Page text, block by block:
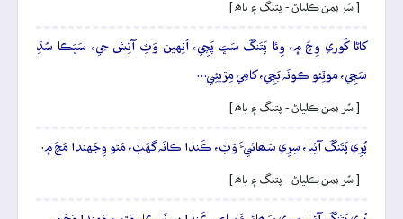
[ سُر يمن ڪلياڻ - پتنگ ۽ باھ ]
کاڻا کُوري وِچَ ۾، وِئا پَتَنگَ سَڀَ پَچِي، اُنِهين وَٽِ آتِش جي، سَڀَڪا سُڌِ
سَچِي، موٽِئو ڪونَہ بَچِي، کامِي مِڙيئِي…
[ سُر يمن ڪلياڻ - پتنگ ۽ باھ ]
پُرِي پَتَنگَ آئِيا، سِرِي سَھائيءَ وَٽِ، ڪَندا ڪانَہ گهَٽِ، مَٿو وِجَهندا مَچَ ۾.
[ سُر يمن ڪلياڻ - پتنگ ۽ باھ ]